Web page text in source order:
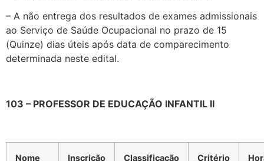
– A não entrega dos resultados de exames admissionais
ao Serviço de Saúde Ocupacional no prazo de 15
(Quinze) dias úteis após data de comparecimento
determinada neste edital.
103 – PROFESSOR DE EDUCAÇÃO INFANTIL II
Nome Inscrição Classificação Critério